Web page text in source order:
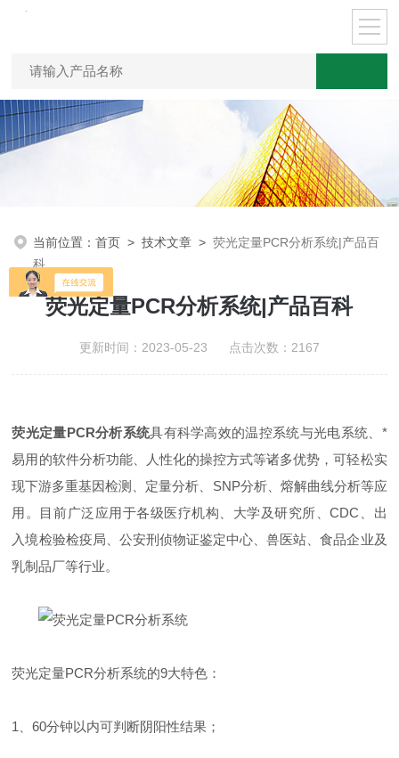
当前位置：首页 >技术文章 >荧光定量PCR分析系统|产品百
科
荧光定量PCR分析系统|产品百科
更新时间：2023-05-23 点击次数：2167
荧光定量PCR分析系统具有科学高效的温控系统与光电系统、*
易用的软件分析功能、人性化的操控方式等诸多优势，可轻松实
现下游多重基因检测、定量分析、SNP分析、熔解曲线分析等应
用。目前广泛应用于各级医疗机构、大学及研究所、CDC、出
入境检验检疫局、公安刑侦物证鉴定中心、兽医站、食品企业及
乳制品厂等行业。
荧光定量PCR分析系统的9大特色：
1、60分钟以内可判断阴阳性结果；